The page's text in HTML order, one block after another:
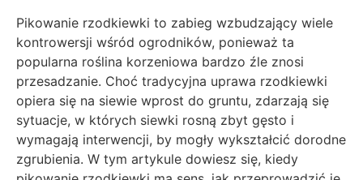
Pikowanie rzodkiewki to zabieg wzbudzający wiele
kontrowersji wśród ogrodników, ponieważ ta
popularna roślina korzeniowa bardzo źle znosi
przesadzanie. Choć tradycyjna uprawa rzodkiewki
opiera się na siewie wprost do gruntu, zdarzają się
sytuacje, w których siewki rosną zbyt gęsto i
wymagają interwencji, by mogły wykształcić dorodne
zgrubienia. W tym artykule dowiesz się, kiedy